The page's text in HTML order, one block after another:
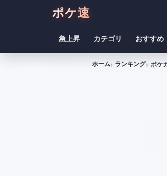
ポケ速
急上昇 カテゴリ おすすめ
ホーム ランキング ポケ